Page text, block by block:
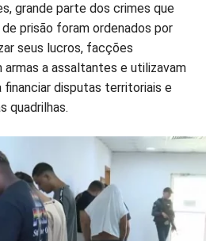
grande parte dos crimes que
prisão foram ordenados por
seus lucros, facções
a assaltantes e utilizavam
disputas territoriais e
quadrilhas.